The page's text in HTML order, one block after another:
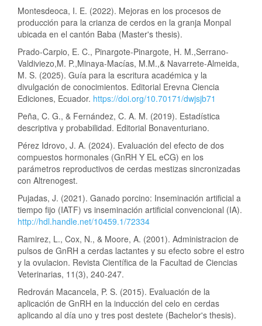
Montesdeoca, I. E. (2022). Mejoras en los procesos de
producción para la crianza de cerdos en la granja Monpal
ubicada en el cantón Baba (Master's thesis).
Prado-Carpio, E. C., Pinargote-Pinargote, H. M.,Serrano-
Valdiviezo,M. P.,Minaya-Macías, M.M.,& Navarrete-Almeida,
M. S. (2025). Guía para la escritura académica y la
divulgación de conocimientos. Editorial Erevna Ciencia
Ediciones, Ecuador. https://doi.org/10.70171/dwjsjb71
Peña, C. G., & Fernández, C. A. M. (2019). Estadística
descriptiva y probabilidad. Editorial Bonaventuriano.
Pérez Idrovo, J. A. (2024). Evaluación del efecto de dos
compuestos hormonales (GnRH Y EL eCG) en los
parámetros reproductivos de cerdas mestizas sincronizadas
con Altrenogest.
Pujadas, J. (2021). Ganado porcino: Inseminación artificial a
tiempo fijo (IATF) vs inseminación artificial convencional (IA).
http://hdl.handle.net/10459.1/72334
Ramirez, L., Cox, N., & Moore, A. (2001). Administracion de
pulsos de GnRH a cerdas lactantes y su efecto sobre el estro
y la ovulacion. Revista Científica de la Facultad de Ciencias
Veterinarias, 11(3), 240-247.
Redrován Macancela, P. S. (2015). Evaluación de la
aplicación de GnRH en la inducción del celo en cerdas
aplicando al día uno y tres post destete (Bachelor's thesis).